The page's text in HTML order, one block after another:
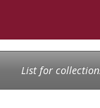
List for